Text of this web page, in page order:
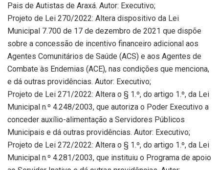
Pais de Autistas de Araxá. Autor: Executivo;
Projeto de Lei 270/2022: Altera dispositivo da Lei
Municipal 7.700 de 17 de dezembro de 2021 que dispõe
sobre a concessão de incentivo financeiro adicional aos
Agentes Comunitários de Saúde (ACS) e aos Agentes de
Combate às Endemias (ACE), nas condições que menciona,
e dá outras providências. Autor: Executivo;
Projeto de Lei 271/2022: Altera o § 1.º, do artigo 1.º, da Lei
Municipal n.º 4.248/2003, que autoriza o Poder Executivo a
conceder auxílio-alimentação a Servidores Públicos
Municipais e dá outras providências. Autor: Executivo;
Projeto de Lei 272/2022: Altera o § 1.º, do artigo 1.º, da Lei
Municipal n.º 4.281/2003, que instituiu o Programa de apoio